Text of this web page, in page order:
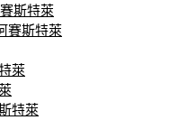
斯特萊
賽斯特萊
萊
特萊